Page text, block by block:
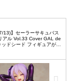
13)】セーラーサキュバス
アル Vol.33 Cover GAL de
ドシード フィギュアが再